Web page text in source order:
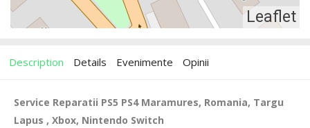
Leaflet
Description Details Evenimente Opinii
Service Reparatii PS5 PS4 Maramures, Romania, Targu
Lapus , Xbox, Nintendo Switch